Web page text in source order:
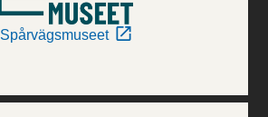
Spårvägsmuseet